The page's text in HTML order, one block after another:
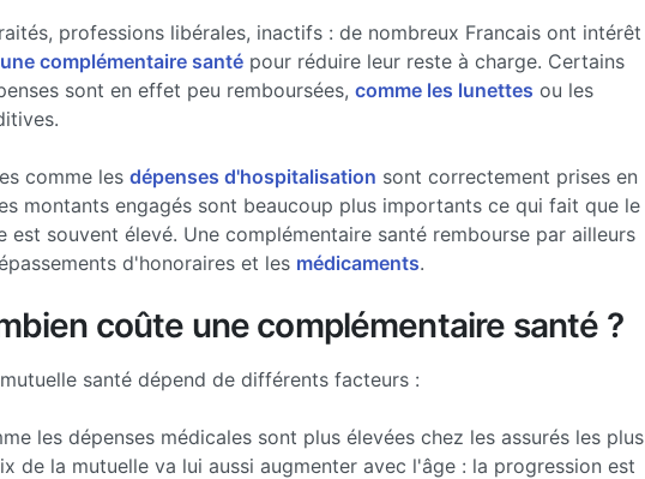
professions libérales, inactifs : de nombreux Francais ont intérêt
complémentaire santépour réduire leur reste à charge. Certains
sont en effet peu remboursées, comme les lunettes ou les
comme les dépenses d'hospitalisation sont correctement prises en
montants engagés sont beaucoup plus importants ce qui fait que le
est souvent élevé. Une complémentaire santé rembourse par ailleurs
d'honoraires et les médicaments.
coûte une complémentaire santé ?
santé dépend de différents facteurs :
les dépenses médicales sont plus élevées chez les assurés les plus
de la mutuelle va lui aussi augmenter avec l'âge : la progression est